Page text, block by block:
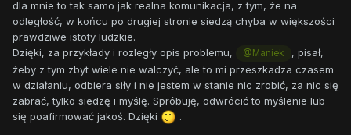
dla mnie to tak samo jak realna komunikacja, z tym, że na
odległość, w końcu po drugiej stronie siedzą chyba w większości
prawdziwe istoty ludzkie.
Dzięki, za przykłady i rozległy opis problemu,
@Maniek
, pisał,
żeby z tym zbyt wiele nie walczyć, ale to mi przeszkadza czasem
w działaniu, odbiera siły i nie jestem w stanie nic zrobić, za nic się
zabrać, tylko siedzę i myślę. Spróbuję, odwrócić to myślenie lub
się poafirmować jakoś. Dzięki
.